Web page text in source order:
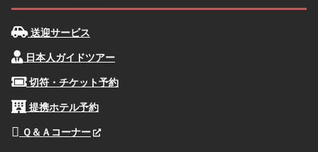
送迎サービス
日本人ガイドツアー
切符・チケット予約
提携ホテル予約
Ｑ＆Ａコーナー